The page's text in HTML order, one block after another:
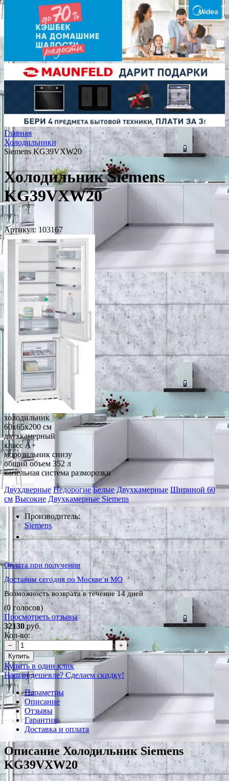
Главная
Холодильники
Siemens KG39VXW20
Холодильник Siemens
KG39VXW20
Артикул: 103167
холодильник
60x65x200 см
двухкамерный
класс A+
морозильник снизу
общий объем 352 л
капельная система разморозки
Двухдверные Недорогие Белые Двухкамерные Шириной 60
см Высокие Двухкамерные Siemens
Производитель:
Siemens
*Наличие уточняйте у менеджера
Оплата при получении
Доставим сегодня по Москве и МО
Возможность возврата в течение 14 дней
(0 голосов)
Просмотреть отзывы
32130руб.
Кол-во:
−
+
Купить
Купить в один клик
Нашли дешевле? Сделаем скидку!
Параметры
Описание
Отзывы
Гарантия
Доставка и оплата
Описание Холодильник Siemens
KG39VXW20